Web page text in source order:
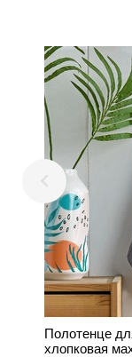
Полотенце
хлопковая